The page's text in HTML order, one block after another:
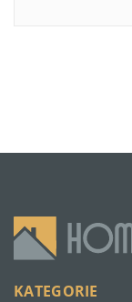
KATEGORIE